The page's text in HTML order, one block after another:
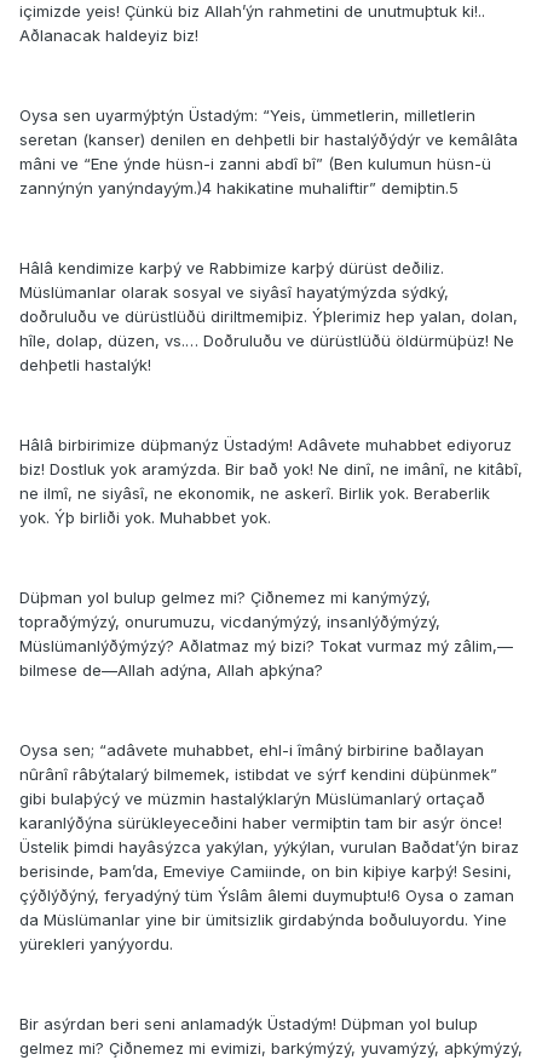
içimizde yeis! Çünkü biz Allah’ýn rahmetini de unutmuþtuk ki!..
Aðlanacak haldeyiz biz!
Oysa sen uyarmýþtýn Üstadým: “Yeis, ümmetlerin, milletlerin
seretan (kanser) denilen en dehþetli bir hastalýðýdýr ve kemâlâta
mâni ve “Ene ýnde hüsn-i zanni abdî bî” (Ben kulumun hüsn-ü
zannýnýn yanýndayým.)4 hakikatine muhaliftir” demiþtin.5
Hâlâ kendimize karþý ve Rabbimize karþý dürüst deðiliz.
Müslümanlar olarak sosyal ve siyâsî hayatýmýzda sýdký,
doðruluðu ve dürüstlüðü diriltmemiþiz. Ýþlerimiz hep yalan, dolan,
hîle, dolap, düzen, vs.… Doðruluðu ve dürüstlüðü öldürmüþüz! Ne
dehþetli hastalýk!
Hâlâ birbirimize düþmanýz Üstadým! Adâvete muhabbet ediyoruz
biz! Dostluk yok aramýzda. Bir bað yok! Ne dinî, ne imânî, ne kitâbî,
ne ilmî, ne siyâsî, ne ekonomik, ne askerî. Birlik yok. Beraberlik
yok. Ýþ birliði yok. Muhabbet yok.
Düþman yol bulup gelmez mi? Çiðnemez mi kanýmýzý,
topraðýmýzý, o­nurumuzu, vicdanýmýzý, insanlýðýmýzý,
Müslümanlýðýmýzý? Aðlatmaz mý bizi? Tokat vurmaz mý zâlim,—
bilmese de—Allah adýna, Allah aþkýna?
Oysa sen; “adâvete muhabbet, ehl-i îmâný birbirine baðlayan
nûrânî râbýtalarý bilmemek, istibdat ve sýrf kendini düþünmek”
gibi bulaþýcý ve müzmin hastalýklarýn Müslümanlarý ortaçað
karanlýðýna sürükleyeceðini haber vermiþtin tam bir asýr önce!
Üstelik þimdi hayâsýzca yakýlan, yýkýlan, vurulan Baðdat’ýn biraz
berisinde, Þam’da, Emeviye Camiinde, o­n bin kiþiye karþý! Sesini,
çýðlýðýný, feryadýný tüm Ýslâm âlemi duymuþtu!6 Oysa o zaman
da Müslümanlar yine bir ümitsizlik girdabýnda boðuluyordu. Yine
yürekleri yanýyordu.
Bir asýrdan beri seni anlamadýk Üstadým! Düþman yol bulup
gelmez mi? Çiðnemez mi evimizi, barkýmýzý, yuvamýzý, aþkýmýzý,